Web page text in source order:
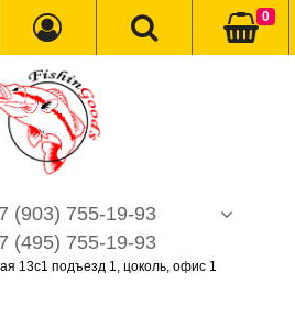
(903) 755-19-93
(495) 755-19-93
13с1 подъезд 1, цоколь, офис 1
0